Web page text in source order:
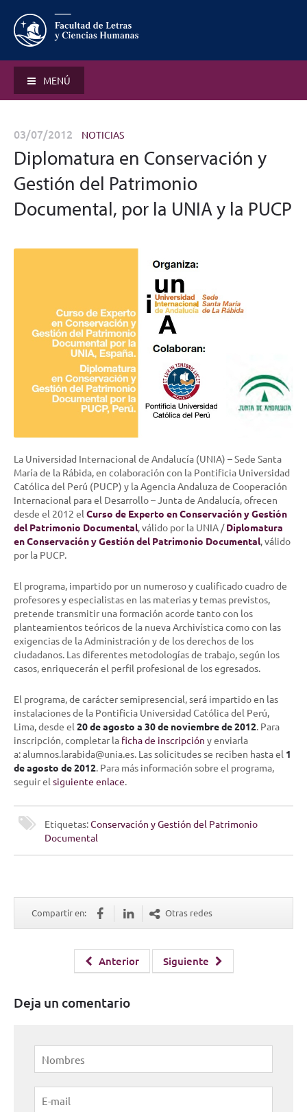
MENÚ
03/07/2012 NOTICIAS
Diplomatura en Conservación y
Gestión del Patrimonio
Documental, por la UNIA y la PUCP
La Universidad Internacional de Andalucía (UNIA) – Sede Santa
María de la Rábida, en colaboración con la Pontificia Universidad
Católica del Perú (PUCP) y la Agencia Andaluza de Cooperación
Internacional para el Desarrollo – Junta de Andalucía, ofrecen
desde el 2012 el Curso de Experto en Conservación y Gestión
del Patrimonio Documental, válido por la UNIA /Diplomatura
en Conservación y Gestión del Patrimonio Documental, válido
por la PUCP.
El programa, impartido por un numeroso y cualificado cuadro de
profesores y especialistas en las materias y temas previstos,
pretende transmitir una formación acorde tanto con los
planteamientos teóricos de la nueva Archivística como con las
exigencias de la Administración y de los derechos de los
ciudadanos. Las diferentes metodologías de trabajo, según los
casos, enriquecerán el perfil profesional de los egresados.
El programa, de carácter semipresencial, será impartido en las
instalaciones de la Pontificia Universidad Católica del Perú,
Lima, desde el 20 de agosto a 30 de noviembre de 2012. Para
inscripción, completar la ficha de inscripción y enviarla
a: alumnos.larabida@unia.es. Las solicitudes se reciben hasta el 1
de agosto de 2012. Para más información sobre el programa,
seguir el siguiente enlace.
Etiquetas:Conservación y Gestión del Patrimonio
Documental
Compartir en: Otras redes
Anterior Siguiente
Deja un comentario